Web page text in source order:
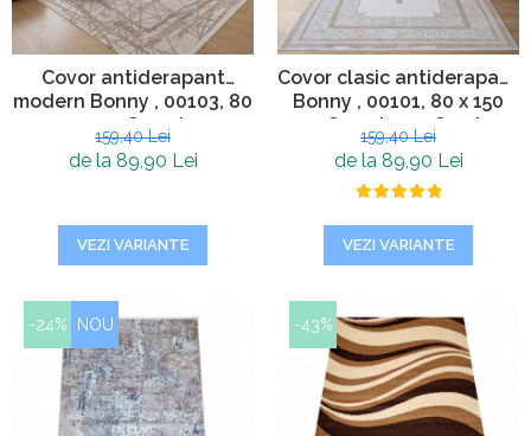
Covor antiderapant
modern Bonny , 00103, 80
x 150 cm, Crem Ivory,
Grosime 5mm
159,40 Lei
de la 89,90 Lei
VEZI VARIANTE
Covor clasic antiderapant
Bonny , 00101, 80 x 150
cm, Crem Ivory, Grosime
5mm
159,40 Lei
de la 89,90 Lei
VEZI VARIANTE
-24% NOU -43%